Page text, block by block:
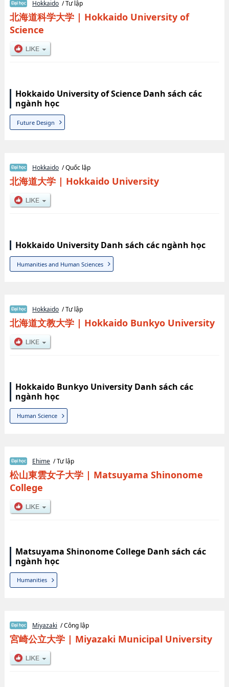
Hokkaido / Tư lập
北海道科学大学| Hokkaido University of
Science
Hokkaido University of Science Danh sách các
ngành học
Future Design
Hokkaido / Quốc lập
北海道大学| Hokkaido University
Hokkaido University Danh sách các ngành học
Humanities and Human Sciences
Hokkaido / Tư lập
北海道文教大学| Hokkaido Bunkyo University
Hokkaido Bunkyo University Danh sách các
ngành học
Human Science
Ehime / Tư lập
松山東雲女子大学| Matsuyama Shinonome
College
Matsuyama Shinonome College Danh sách các
ngành học
Humanities
Miyazaki / Công lập
宮崎公立大学| Miyazaki Municipal University